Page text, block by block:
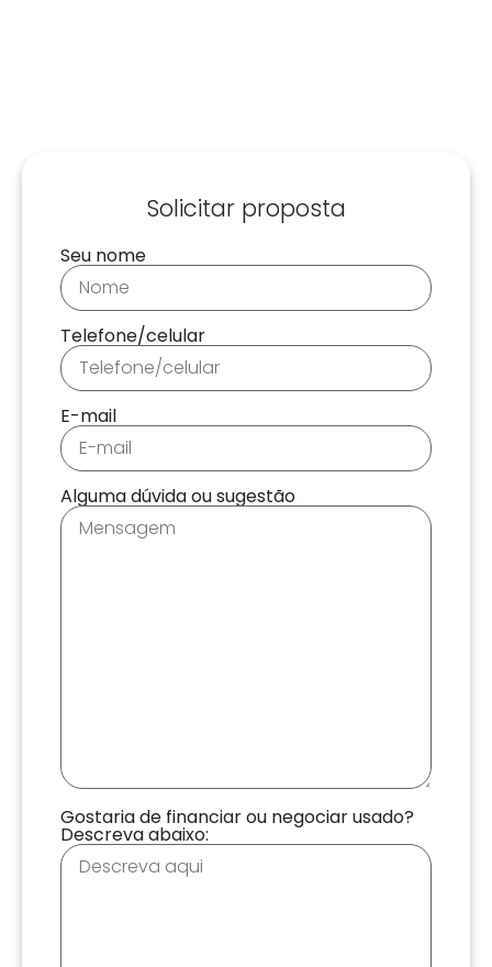
Solicitar proposta
Seu nome
Telefone/celular
E-mail
Alguma dúvida ou sugestão
Gostaria de financiar ou negociar usado?
Descreva abaixo: